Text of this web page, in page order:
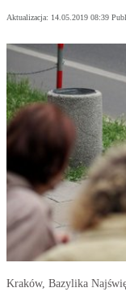
Aktualizacja: 14.05.2019 08:39
Kraków, Bazylika